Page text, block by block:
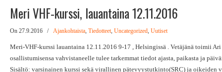
Meri VHF-kurssi, lauantaina 12.11.2016
On 27.9.2016 / Ajankohtaista, Tiedotteet, Uncategorized, Uutiset
Meri-VHF-kurssi lauantaina 12.11.2016 9-17 , Helsingissä . Vetäjänä toimii
osallistumisensa vahvistaneelle tulee tarkemmat tiedot ajasta, paikasta ja
Sisältö: varsinainen kurssi sekä virallinen pätevyystutkinto(SRC) ja oikeiden